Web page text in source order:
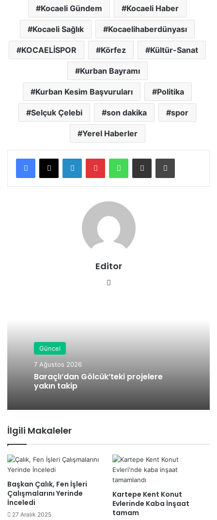
Kocaeli Gündem Kocaeli Haber
Kocaeli Sağlık Kocaelihaberdünyası
KOCAELİSPOR Körfez Kültür-Sanat
Kurban Bayramı
Kurban Kesim Başvuruları Politika
Selçuk Çelebi son dakika spor
Yerel Haberler
Editor
Güncel
7 Ağustos 2026
Baraçlı’dan Gölcük’teki projelere
yakın takip
İlgili Makaleler
Başkan Çalık, Fen İşleri
Çalışmalarını Yerinde
İnceledi
27 Aralık 2025
Kartepe Kent Konut
Evlerinde Kaba İnşaat
tamam